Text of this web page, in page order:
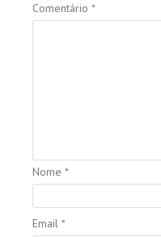
Comentário *
Nome *
Email *